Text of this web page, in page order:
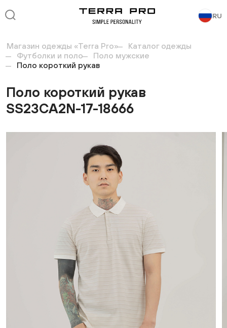
RU
Магазин одежды «Terra Pro»
Каталог одежды
Футболки и поло
Поло мужские
Поло короткий рукав
Поло короткий рукав
SS23CA2N-17-18666